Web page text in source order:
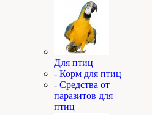
Для птиц
- Корм для птиц
- Средства от
паразитов для
птиц